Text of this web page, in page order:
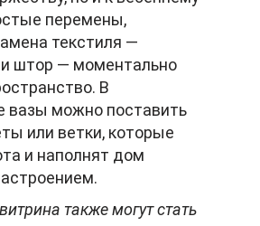
перемены,
текстиля —
штор — моментально
В
вазы можно поставить
или ветки, которые
и наполнят дом
также могут стать